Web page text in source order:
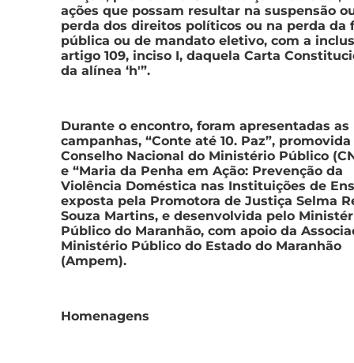
ações que possam resultar na suspensão
perda dos direitos políticos ou na perda da
pública ou de mandato eletivo, com a
artigo 109, inciso I, daquela Carta
da alínea ‘h'”.
Durante o encontro, foram apresentadas as
campanhas, “Conte até 10. Paz”,
Conselho Nacional do Ministério Público
e “Maria da Penha em Ação: Prevenção da
Violência Doméstica nas Instituições de
exposta pela Promotora de Justiça Selma
Souza Martins, e desenvolvida pelo
Público do Maranhão, com apoio da
Ministério Público do Estado do Maranhão
(Ampem).
Homenagens